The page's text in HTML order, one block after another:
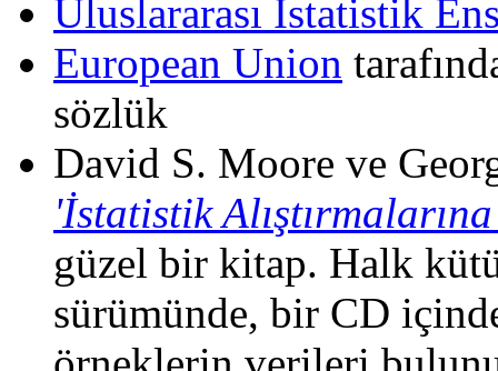
Uluslararası İstatistik
European Union
sözlük
David S. Moore ve
'İstatistik
güzel bir kitap. Halk
sürümünde, bir CD